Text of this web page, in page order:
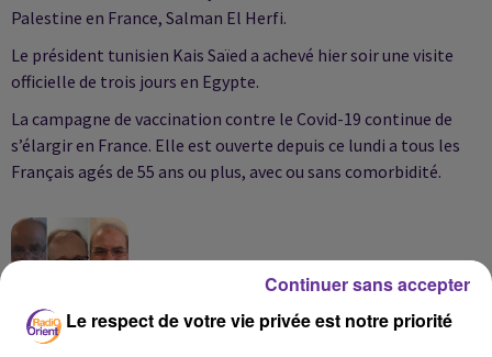
Palestine en France, Salman El Herfi.
Le président tunisien Kais Saïed a achevé hier soir une visite
officielle de trois jours en Egypte.
La campagne de vaccination contre le Covid-19 continue de
s’élargir en France. Elle est ouverte depuis ce lundi а tous les
Français agés de 55 ans ou plus, avec ou sans comorbidité.
Le respect de votre vie privée est notre priorité
Continuer sans accepter